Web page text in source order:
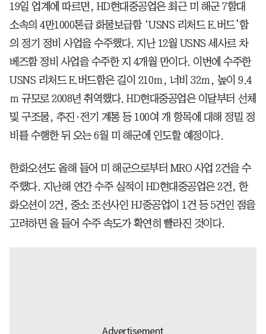
19일 업계에 따르면, HD현대중공업은 최근 미 해군 7함대
소속의 4만1000톤급 화물보급함 ‘USNS 리처드 E.버드’함
의 정기 정비 사업을 수주했다. 지난 12월 USNS 세사르 차
베즈함 정비 사업을 수주한 지 4개월 만이다. 이번에 수주한
USNS 리처드 E.버드함은 길이 210ｍ, 너비 32ｍ, 높이 9.4
ｍ 규모로 2008년 취역했다. HD현대중공업은 이달부터 선체
및 구조물, 추진·전기 계통 등 100여 개 항목에 대해 정밀 정
비를 수행한 뒤 오는 6월 미 해군에 인도할 예정이다.
한화오션도 올해 들어 미 해군으로부터 MRO 사업 2건을 수
주했다. 지난해 연간 수주 실적이 HD현대중공업은 2건, 한
화오션이 2건, 중소 조선사인 HJ중공업이 1건 등 5건인 점을
고려하면 올 들어 수주 속도가 확연히 빨라진 것이다.